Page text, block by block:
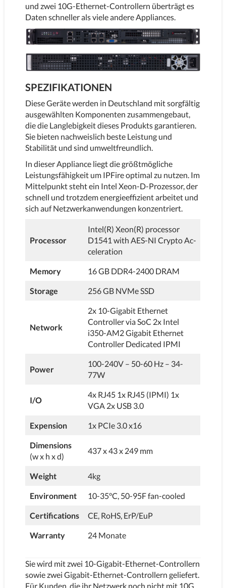
und zwei 10G-Ethernet-Controllern überträgt es
Daten schneller als viele andere Appliances.
SPEZIFIKATIONEN
Diese Geräte werden in Deutschland mit sorgfältig
ausgewählten Komponenten zusammengebaut,
die die Langlebigkeit dieses Produkts garantieren.
Sie bieten nachweislich beste Leistung und
Stabilität und sind umweltfreundlich.
In dieser Appliance liegt die größtmögliche
Leistungsfähigkeit um IPFire optimal zu nutzen. Im
Mittelpunkt steht ein Intel Xeon-D-Prozessor, der
schnell und trotzdem energieeffizient arbeitet und
sich auf Netzwerkanwendungen konzentriert.
Processor
Intel(R) Xeon(R) processor
D1541 with AES-NI Crypto Ac-
celeration
Memory 16 GB DDR4-2400 DRAM
Storage 256 GB NVMe SSD
Network
2x 10-Gigabit Ethernet
Controller via SoC 2x Intel
i350-AM2 Gigabit Ethernet
Controller Dedicated IPMI
Power
100-240V – 50-60 Hz – 34-
77W
I/O
4x RJ45 1x RJ45 (IPMI) 1x
VGA 2x USB 3.0
Expension 1x PCIe 3.0 x16
Dimensions
(w x h x d)
437 x 43 x 249 mm
Weight 4kg
Environment 10-35°C, 50-95F fan-cooled
Certifications CE, RoHS, ErP/EuP
Warranty 24 Monate
Sie wird mit zwei 10-Gigabit-Ethernet-Controllern
sowie zwei Gigabit-Ethernet-Controllern geliefert.
Für Kunden, die ihr Netzwerk noch nicht mit 10G